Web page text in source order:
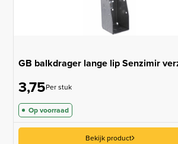
GB balkdrager lange lip Senzimir
3,75Per stuk
Op voorraad
Bekijk product